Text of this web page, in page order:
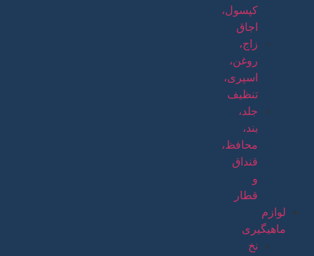
کپسول،
اجاق
زاج،
روغن،
اسپری،
تنظیف
جلد،
بند،
محافظ،
قنداق
و
قطار
لوازم
ماهیگیری
نخ